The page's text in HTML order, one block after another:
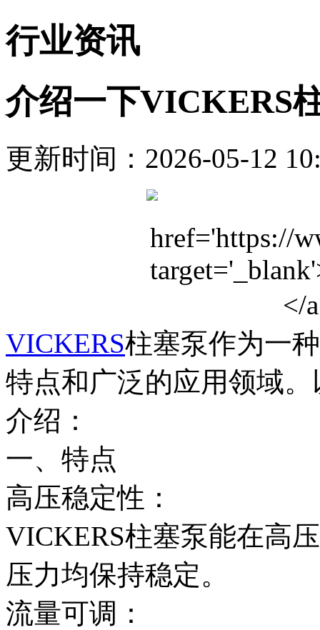
行业资讯
介绍一下VICKERS
更新时间：2026-05-12
VICKERS柱塞泵作为一
特点和广泛的应用领域
介绍：
一、特点
高压稳定性：
VICKERS柱塞泵能在高
压力均保持稳定。
流量可调：